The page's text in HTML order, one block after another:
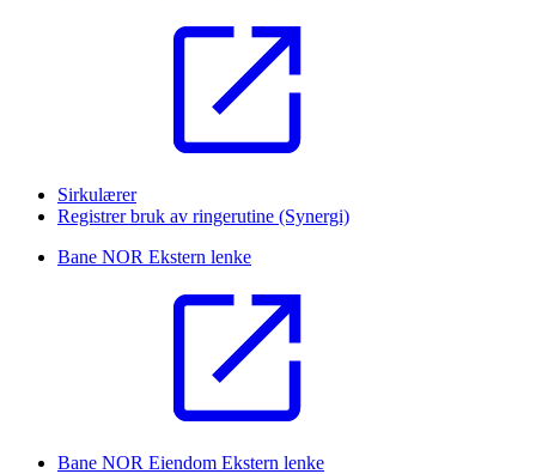
Sirkulærer
Registrer bruk av ringerutine (Synergi)
Bane NOR Ekstern lenke
Bane NOR Eiendom Ekstern lenke